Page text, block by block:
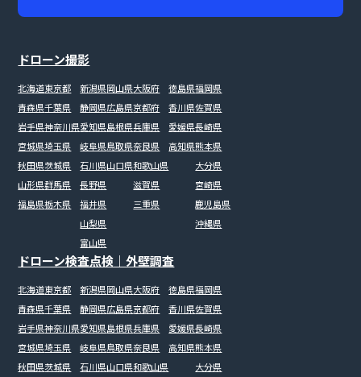
ドローン撮影
北海道
青森県
岩手県
宮城県
秋田県
山形県
福島県
東京都
千葉県
神奈川県
埼玉県
茨城県
群馬県
栃木県
新潟県
静岡県
愛知県
岐阜県
石川県
長野県
福井県
山梨県
富山県
岡山県
広島県
島根県
鳥取県
山口県
大阪府
京都府
兵庫県
奈良県
和歌山県
滋賀県
三重県
徳島県
香川県
愛媛県
高知県
福岡県
佐賀県
長崎県
熊本県
大分県
宮崎県
鹿児島県
沖縄県
ドローン検査点検｜外壁調査
北海道
青森県
岩手県
宮城県
秋田県
東京都
千葉県
神奈川県
埼玉県
茨城県
新潟県
静岡県
愛知県
岐阜県
石川県
岡山県
広島県
島根県
鳥取県
山口県
大阪府
京都府
兵庫県
奈良県
和歌山県
徳島県
香川県
愛媛県
高知県
福岡県
佐賀県
長崎県
熊本県
大分県